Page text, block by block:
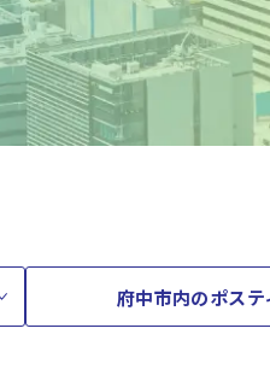
府中市内のポステ